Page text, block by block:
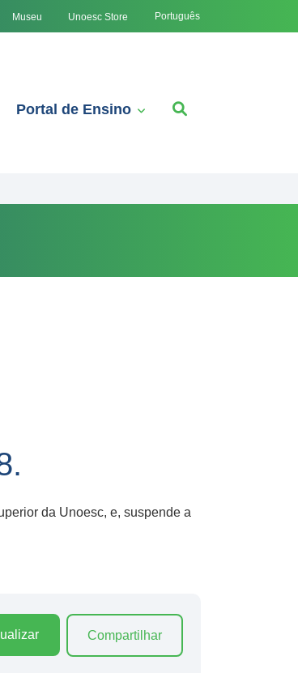
Museu Unoesc Store Português
Portal de Ensino
da Unoesc, e, suspende a
Compartilhar